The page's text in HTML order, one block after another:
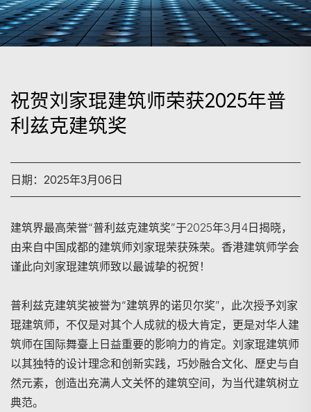
祝贺刘家琨建筑师荣获2025年普
利兹克建筑奖
日期：2025年3月06日
建筑界最高荣誉“普利兹克建筑奖”于2025年3月4日揭晓，
由来自中国成都的建筑师刘家琨荣获殊荣。香港建筑师学会
谨此向刘家琨建筑师致以最诚挚的祝贺！
普利兹克建筑奖被誉为“建筑界的诺贝尔奖”，此次授予刘家
琨建筑师，不仅是对其个人成就的极大肯定，更是对华人建
筑师在国际舞臺上日益重要的影响力的肯定。刘家琨建筑师
以其独特的设计理念和创新实践，巧妙融合文化、歷史与自
然元素，创造出充满人文关怀的建筑空间，为当代建筑树立
典范。